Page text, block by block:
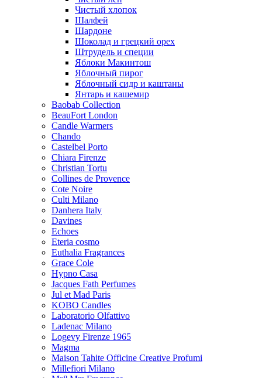
Чистый хлопок
Шалфей
Шардоне
Шоколад и грецкий орех
Штрудель и специи
Яблоки Макинтош
Яблочный пирог
Яблочный сидр и каштаны
Янтарь и кашемир
Baobab Collection
BeauFort London
Candle Warmers
Chando
Castelbel Porto
Chiara Firenze
Christian Tortu
Collines de Provence
Cote Noire
Culti Milano
Danhera Italy
Davines
Echoes
Eteria cosmo
Euthalia Fragrances
Grace Cole
Hypno Casa
Jacques Fath Perfumes
Jul et Mad Paris
KOBO Candles
Laboratorio Olfattivo
Ladenac Milano
Logevy Firenze 1965
Magma
Maison Tahite Officine Creative Profumi
Millefiori Milano